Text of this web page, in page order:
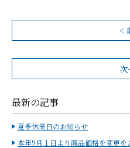
<
次
最新の記事
夏季休業日のお知らせ
本年9月１日より商品価格を変更を